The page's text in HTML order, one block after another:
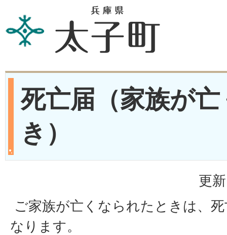
死亡届（家族が
き）
更
ご家族が亡くなられたときは、
なります。